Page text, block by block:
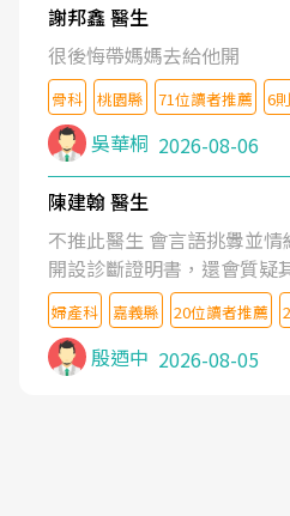
謝邦鑫 醫生
很後悔帶媽媽去給他開
骨科 桃園縣 71位讀者推薦 6
吳華桐 2026-08-06
陳建翰 醫生
不推此醫生 會言語挑釁並
開設診斷證明書，還會質疑
婦產科 嘉義縣 20位讀者推薦
殷迺中 2026-08-05